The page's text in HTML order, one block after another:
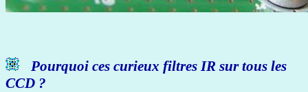
Pourquoi ces curieux filtres IR sur tous les
CCD ?